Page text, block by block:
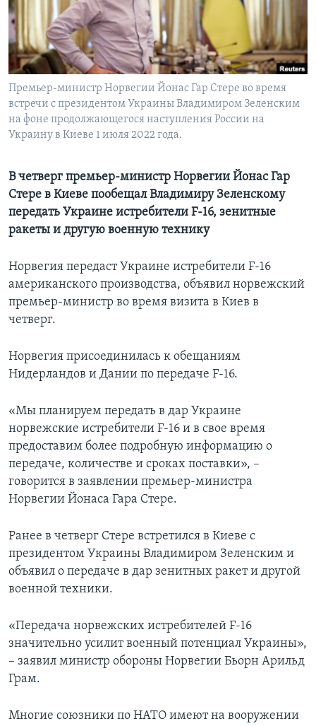
Learning English
СОЦИАЛЬНЫЕ СЕТИ
Языки
Премьер-министр Норвегии Йонас Гар Стере во время
встречи с президентом Украины Владимиром Зеленским
на фоне продолжающегося наступления России на
Украину в Киеве 1 июля 2022 года.
В четверг премьер-министр Норвегии Йонас Гар
Стере в Киеве пообещал Владимиру Зеленскому
передать Украине истребители F-16, зенитные
ракеты и другую военную технику
Норвегия передаст Украине истребители F-16
американского производства, объявил норвежский
премьер-министр во время визита в Киев в
четверг.
Норвегия присоединилась к обещаниям
Нидерландов и Дании по передаче F-16.
«Мы планируем передать в дар Украине
норвежские истребители F-16 и в свое время
предоставим более подробную информацию о
передаче, количестве и сроках поставки», –
говорится в заявлении премьер-министра
Норвегии Йонаса Гара Стере.
Ранее в четверг Стере встретился в Киеве с
президентом Украины Владимиром Зеленским и
объявил о передаче в дар зенитных ракет и другой
военной техники.
«Передача норвежских истребителей F-16
значительно усилит военный потенциал Украины»,
– заявил министр обороны Норвегии Бьорн Арильд
Грам.
Многие союзники по НАТО имеют на вооружении